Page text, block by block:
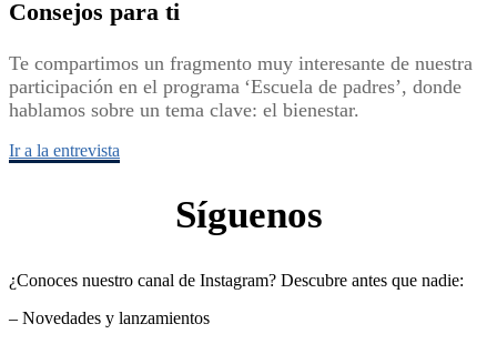
Consejos para ti
Te compartimos un fragmento muy interesante de nuestra
participación en el programa ‘Escuela de padres’, donde
hablamos sobre un tema clave: el bienestar.
Ir a la entrevista
Síguenos
¿Conoces nuestro canal de Instagram? Descubre antes que nadie:
– Novedades y lanzamientos